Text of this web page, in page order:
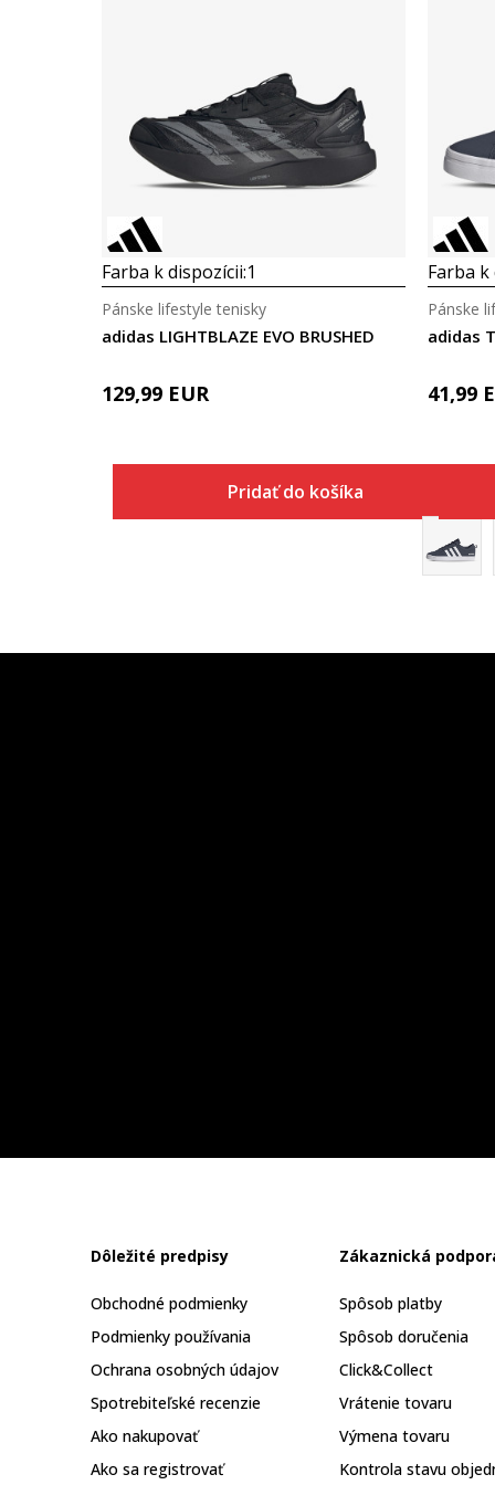
Farba k dispozícii:1
adidas LIGHTBLAZE EVO BRUSHED
Pánske lifestyle tenisky
129,99 EUR
Pridať do košíka
Farba k
adidas
Pánske
41,99
Dôležité predpisy
Obchodné podmienky
Podmienky používania
Ochrana osobných údajov
Spotrebiteľské recenzie
Ako nakupovať
Ako sa registrovať
Zákaznická
Spôsob platby
Spôsob doručenia
Click&Collect
Vrátenie tovaru
Výmena tovaru
Kontrola stavu